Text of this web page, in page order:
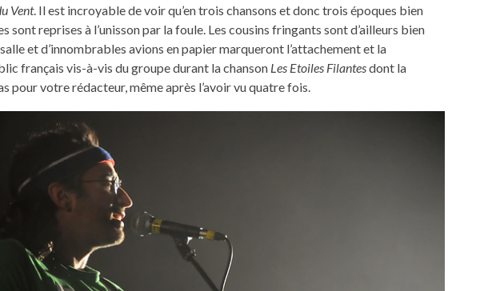
Vent. Il est incroyable de voir qu’en trois chansons et donc trois époques bien
sont reprises à l’unisson par la foule. Les cousins fringants sont d’ailleurs bien
et d’innombrables avions en papier marqueront l’attachement et la
français vis-à-vis du groupe durant la chanson Les Etoiles Filantesdont la
pour votre rédacteur, même après l’avoir vu quatre fois.